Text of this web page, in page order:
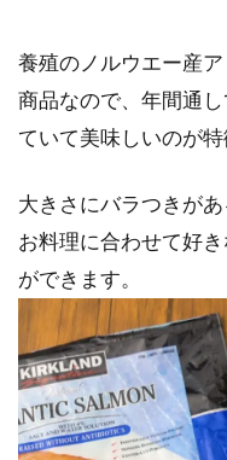
養殖のノルウエー産
商品なので、年間通
ていて美味しいのが特
大きさにバラつきが
お料理に合わせて好
ができます。